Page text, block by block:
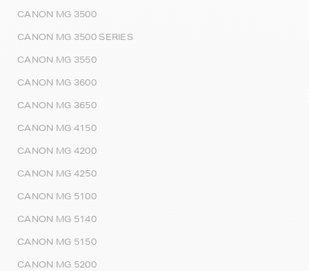
CANON MG 3500
CANON MG 3500 SERIES
CANON MG 3550
CANON MG 3600
CANON MG 3650
CANON MG 4150
CANON MG 4200
CANON MG 4250
CANON MG 5100
CANON MG 5140
CANON MG 5150
CANON MG 5200